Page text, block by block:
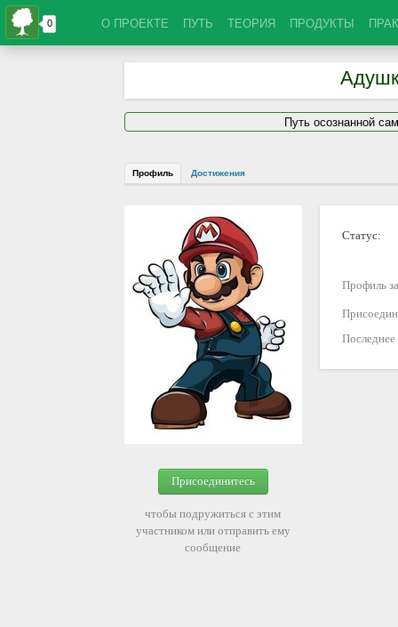
О ПРОЕКТЕ ПУТЬ ТЕОРИЯ ПРОДУКТЫ
Путь осознанной
Профиль Достижения
Присоединитесь
чтобы подружиться с этим
участником или отправить ему
сообщение
Статус:
Профиль